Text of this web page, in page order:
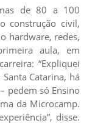
de 80 a 100
construção civil,
hardware, redes,
aula, em
“Expliquei
Catarina, há
pedem só Ensino
da Microcamp.
disse.